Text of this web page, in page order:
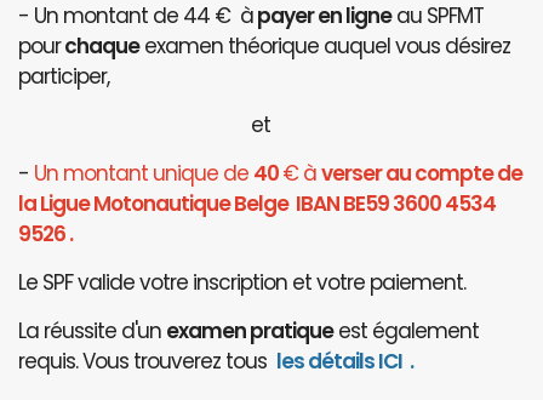
- Un montant de 44 € àpayer en ligneau SPFMT
pourchaqueexamen théorique auquel vous désirez
participer,
et
- Un montant unique de 40€ àverser au compte de
la Ligue Motonautique Belge IBAN BE59 3600 4534
9526 .
Le SPF valide votre inscription et votre paiement.
La réussite d'un examen pratiqueest également
requis. Vous trouverez tous les détails ICI .